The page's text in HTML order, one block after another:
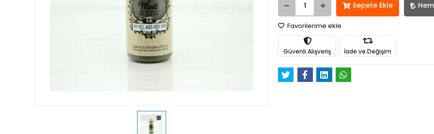
Sepete Ekle
Favorilerime ekle
Güvenli Alışveriş İade ve Değişim